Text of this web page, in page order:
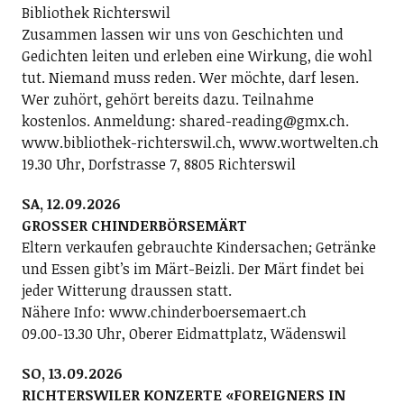
Bibliothek Richterswil
Zusammen lassen wir uns von Geschichten und
Gedichten leiten und erleben eine Wirkung, die wohl
tut. Niemand muss reden. Wer möchte, darf lesen.
Wer zuhört, gehört bereits dazu. Teilnahme
kostenlos. Anmeldung: shared-reading@gmx.ch.
www.bibliothek-richterswil.ch, www.wortwelten.ch
19.30 Uhr, Dorfstrasse 7, 8805 Richterswil
SA, 12.09.2026
GROSSER CHINDERBÖRSEMÄRT
Eltern verkaufen gebrauchte Kindersachen; Getränke
und Essen gibt’s im Märt-Beizli. Der Märt findet bei
jeder Witterung draussen statt.
Nähere Info: www.chinderboersemaert.ch
09.00-13.30 Uhr, Oberer Eidmattplatz, Wädenswil
SO, 13.09.2026
RICHTERSWILER KONZERTE «FOREIGNERS IN